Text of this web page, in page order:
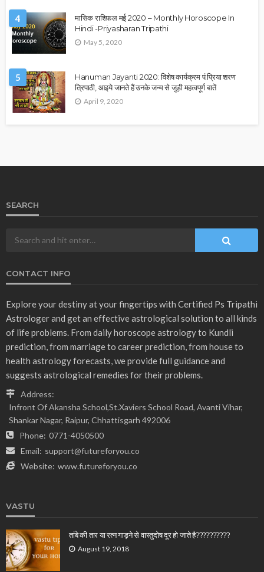
4
मासिक राशिफल मई 2020 – Monthly Horoscope In
Hindi -Priyasharan Tripathi
May 5, 2020
5
Hanuman Jayanti 2020: विशेष कार्यक्रम पं.प्रिया शरण
त्रिपाठी, आइये जानते हैं उनके जन्म से जुड़ी महत्वपूर्ण बातें
April 9, 2020
SEARCH
CONTACT INFO
Explore your destiny at your fingertips with Certified Ps Tripathi
Astrologer and get an effective astrological solution to all kinds
of life problems. From daily horoscope astrology to Kundli
prediction, from marriage to career prediction, from house to
health astrology forecasts, we provide full guidance and
suggests astrological remedies for their problems.
Address:
Infront Of Akansha School,St.Xaviers School Road, Avanti Vihar,
Shankar Nagar, Raipur, Chhattisgarh 492006
Phone: 0771-4050500
Email: support@futureforyou.co
Website: www.futureforyou.co
VASTU
तांबे की तार या रत्न गाड़ने से वास्तुदोष दूर हो जाते है??????????
August 19, 2018